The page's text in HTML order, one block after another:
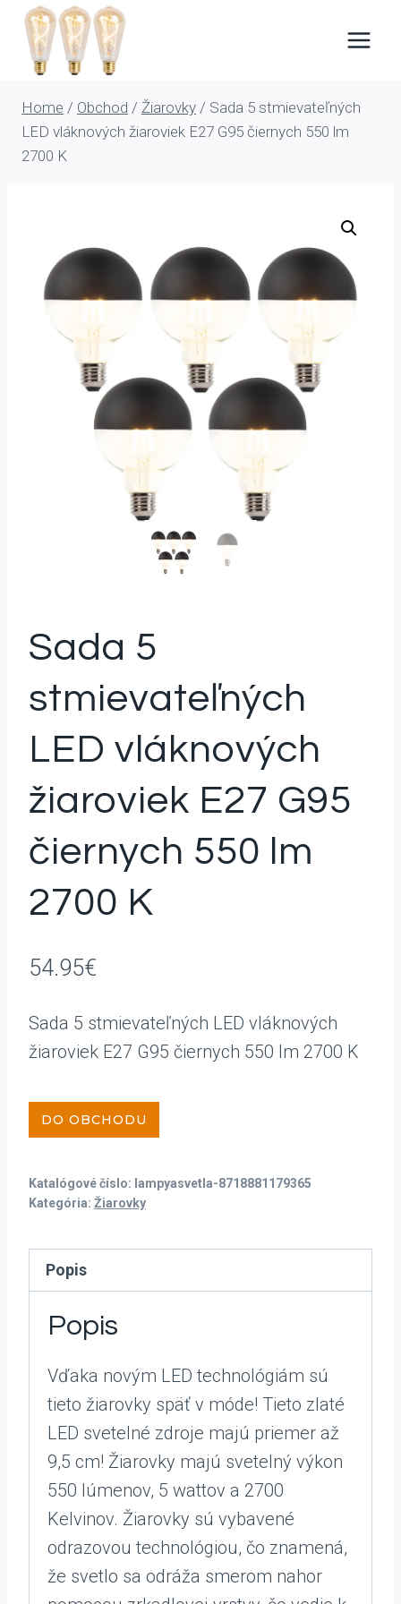
Skip
content
Home / Obchod / Žiarovky / Sada 5 stmievateľných
LED vláknových žiaroviek E27 G95 čiernych 550 lm
2700 K
Sada 5
stmievateľných
LED vláknových
žiaroviek E27 G95
čiernych 550 lm
2700 K
54.95€
Sada 5 stmievateľných LED vláknových
žiaroviek E27 G95 čiernych 550 lm 2700 K
DO OBCHODU
Katalógové číslo: lampyasvetla-8718881179365
Kategória: Žiarovky
Popis
Popis
Vďaka novým LED technológiám sú
tieto žiarovky späť v móde! Tieto zlaté
LED svetelné zdroje majú priemer až
9,5 cm! Žiarovky majú svetelný výkon
550 lúmenov, 5 wattov a 2700
Kelvinov. Žiarovky sú vybavené
odrazovou technológiou, čo znamená,
že svetlo sa odráža smerom nahor